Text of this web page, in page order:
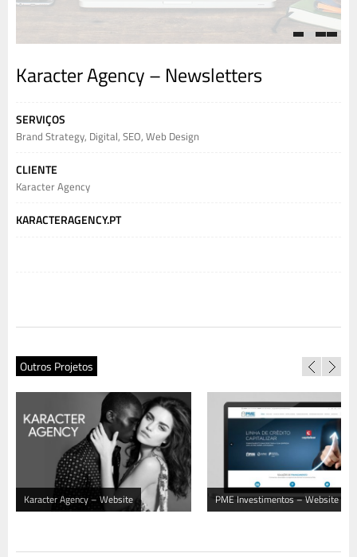
1 2 3 4
Karacter Agency – Newsletters
SERVIÇOS
Brand Strategy, Digital, SEO, Web Design
CLIENTE
Karacter Agency
KARACTERAGENCY.PT
Outros Projetos
Karacter Agency – Website PME Investimentos – Website